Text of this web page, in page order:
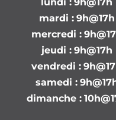
mardi : 9h@17h
mercredi :
jeudi : 9h@17h
vendredi :
samedi :
dimanche :